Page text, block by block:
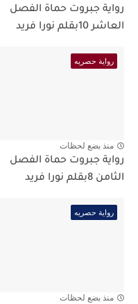
رواية جبروت حماة الفصل
العاشر 10بقلم نورا فريد
رواية حصريه
منذ بضع لحظات
رواية جبروت حماة الفصل
الثامن 8بقلم نورا فريد
رواية حصريه
منذ بضع لحظات